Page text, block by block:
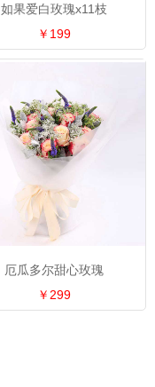
如果爱白玫瑰x11枝
￥199
厄瓜多尔甜心玫瑰
￥299